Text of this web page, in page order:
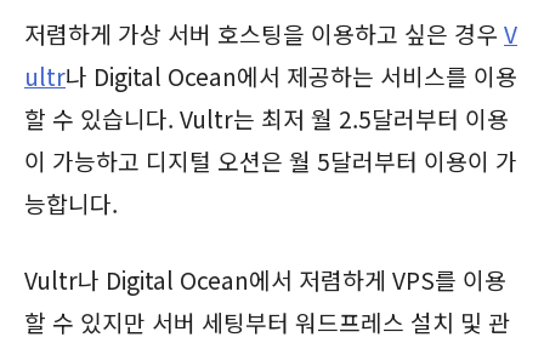
저렴하게 가상 서버 호스팅을 이용하고 싶은 경우 V
ultr나 Digital Ocean에서 제공하는 서비스를 이용
할 수 있습니다. Vultr는 최저 월 2.5달러부터 이용
이 가능하고 디지털 오션은 월 5달러부터 이용이 가
능합니다.
Vultr나 Digital Ocean에서 저렴하게 VPS를 이용
할 수 있지만 서버 세팅부터 워드프레스 설치 및 관